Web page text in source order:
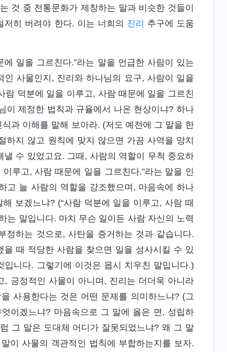
것 중 전통문화가 제창하는 말과 비슷한 것들이
히 버려야 한다. 이는 너희의 진리
추구에 도움
일을 그르친다.”라는 말을 언급한 사람이 있는
사물인지, 진리와 하나님의 요구, 사람이 일을
람 덕분에 일을 이루고, 사람 때문에 일을 그르친
이 제정한 법칙과 규율에서 나온 현상이냐? 하나
과 이해를 말해 보아라. (저도 예전에 그 말을 한
지 않고 원칙에 맞지 않으면 가끔 사역을 망치
수 있었고요. 그때, 사람의 역할이 무척 중요하
루고, 사람 때문에 일을 그르친다.”라는 말을 인
고 늘 사람의 역할을 강조했으며, 마음속에 하나
보겠느냐? (“사람 덕분에 일을 이루고, 사람 때
는 말입니다. 마치 무슨 일이든 사람 자신의 노력
하는 것으로, 사탄을 증거하는 것과 같습니다.
때 적당한 사람을 찾으면 일을 성사시킬 수 있
니다. 그렇기에 이것은 몹시 치우친 말입니다.)
긍정적인 사물이 아니며, 진리는 더더욱 아니라
사용한다는 것은 어떤 문제를 의미하느냐? (그
이겠느냐? 마음속으로 그 말에 옳은 면, 성립하
그 말은 도대체 어디가 잘못되었느냐? 왜 그 말
이 사물의 객관적인 법칙에 부합하는지를 보자.